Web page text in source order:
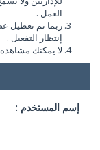
العمل .
ربما تم تعطيل
إنتظار التفعيل .
لا يمكنك
إسم المستخدم :